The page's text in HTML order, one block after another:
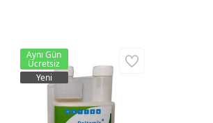
Aynı Gün
Ücretsiz
Yeni